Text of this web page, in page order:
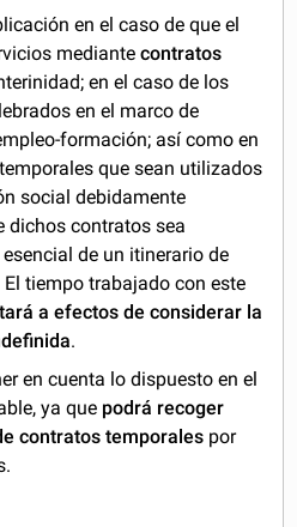
en el caso de que el
mediantecontratos
en el caso de los
en el marco de
formación; así como en
que sean utilizados
social debidamente
dichos contratos sea
de un itinerario de
tiempo trabajado con este
a efectos de considerar la
.
en cuenta lo dispuesto en el
ya que podrá recoger
contratos temporales por